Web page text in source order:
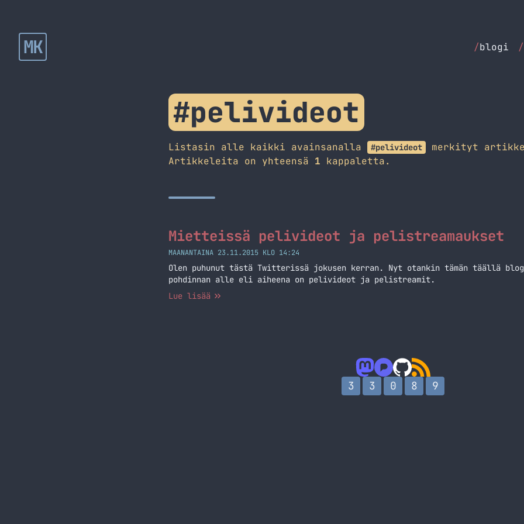
MK /blogi /
#pelivideot
Listasin alle kaikki avainsanalla #pelivideot
merkityt
Artikkeleita on yhteensä 1 kappaletta.
Mietteissä pelivideot ja pelistreamaukset
MAANANTAINA 23.11.2015 KLO 14:24
Olen puhunut tästä Twitterissä jokusen kerran. Nyt otankin tämän täällä
pohdinnan alle eli aiheena on pelivideot ja pelistreamit.
Lue lisää
3 3 0 8 9